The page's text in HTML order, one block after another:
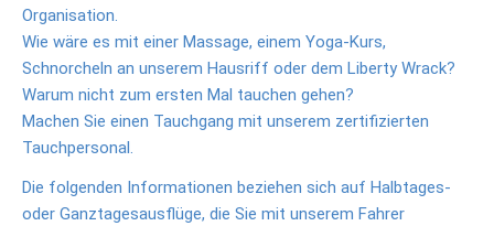
Preise
Tauchen
Tauchbasis
Tauchplätze
Kubu
Organisation.
Wie wäre es mit einer Massage, einem Yoga-Kurs,
Schnorcheln an unserem Hausriff oder dem Liberty Wrack?
Warum nicht zum ersten Mal tauchen gehen?
Machen Sie einen Tauchgang mit unserem zertifizierten
Tauchpersonal.
Die folgenden Informationen beziehen sich auf Halbtages-
oder Ganztagesausflüge, die Sie mit unserem Fahrer